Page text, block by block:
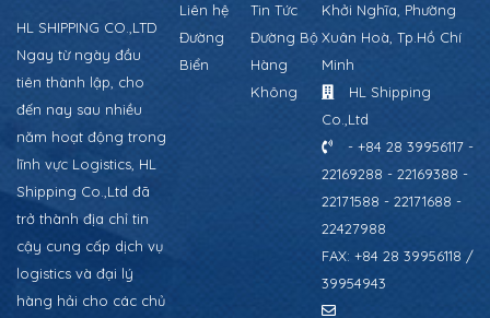
HL SHIPPING CO.,LTD
Ngay từ ngày đầu
tiên thành lập, cho
đến nay sau nhiều
năm hoạt động trong
lĩnh vực Logistics, HL
Shipping Co.,Ltd đã
trở thành địa chỉ tin
cậy cung cấp dịch vụ
logistics và đại lý
hàng hải cho các chủ
Liên hệ
Tin Tức
Đường
Biển
Đường Bộ
Hàng
Không
Khởi Nghĩa, Phường
Xuân Hoà, Tp.Hồ Chí
Minh
HL Shipping
Co.,Ltd
- +84 28 39956117 -
22169288 - 22169388 -
22171588 - 22171688 -
22427988
FAX: +84 28 39956118 /
39954943